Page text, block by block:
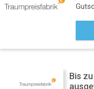
Bis